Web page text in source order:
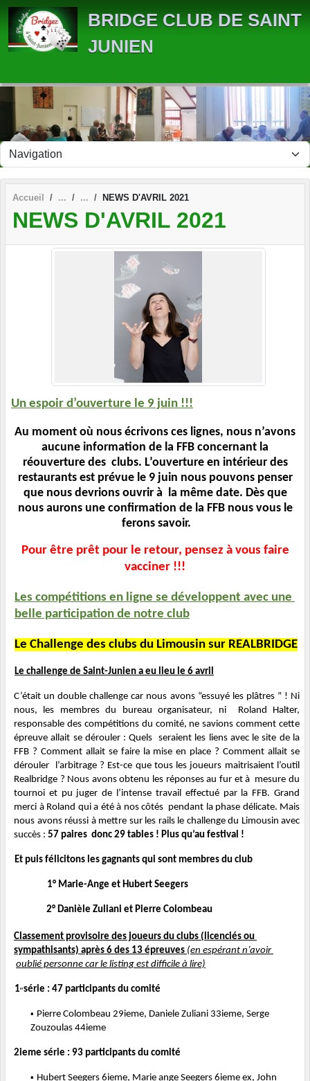
BRIDGE CLUB DE SAINT
JUNIEN
Accueil NEWS D'AVRIL 2021
NEWS D'AVRIL 2021
Un espoir d’ouverture le 9 juin !!!
Au moment où nous écrivons ces lignes, nous n’avons
aucune information de la FFB concernant la
réouverture des  clubs. L’ouverture en intérieur des
restaurants est prévue le 9 juin nous pouvons penser
que nous devrions ouvrir à  la même date. Dès que
nous aurons une confirmation de la FFB nous vous le
ferons savoir.
Pour être prêt pour le retour, pensez à vous faire
vacciner !!!
Les compétitions en ligne se développent avec une
belle participation de notre club
Le Challenge des clubs du Limousin sur REALBRIDGE
Le challenge de Saint-Junien a eu lieu le 6 avril
C’était un double challenge car nous avons “essuyé les plâtres ” ! Ni
nous, les membres du bureau organisateur, ni  Roland Halter,
responsable des compétitions du comité, ne savions comment cette
épreuve allait se dérouler : Quels  seraient les liens avec le site de la
FFB ? Comment allait se faire la mise en place ? Comment allait se
dérouler  l’arbitrage ? Est-ce que tous les joueurs maitrisaient l’outil
Realbridge ? Nous avons obtenu les réponses au fur et à  mesure du
tournoi et pu juger de l’intense travail effectué par la FFB. Grand
merci à Roland qui a été à nos côtés  pendant la phase délicate. Mais
nous avons réussi à mettre sur les rails le challenge du Limousin avec
succès : 57 paires  donc 29 tables ! Plus qu’au festival !
Et puis félicitons les gagnants qui sont membres du club
1° Marie-Ange et Hubert Seegers
2° Danièle Zuliani et Pierre Colombeau
Classement provisoire des joueurs du clubs (licenciés ou
sympathisants) après 6 des 13 épreuves
(en espérant n’avoir
oublié personne car le listing est difficile à lire)
1 ersérie : 47 participants du comité
• Pierre Colombeau 29ieme, Daniele Zuliani 33ieme, Serge
Zouzoulas 44ieme
2ieme série : 93 participants du comité
• Hubert Seegers 6ieme, Marie ange Seegers 6ieme ex, John
Panneau de gestion des cookies